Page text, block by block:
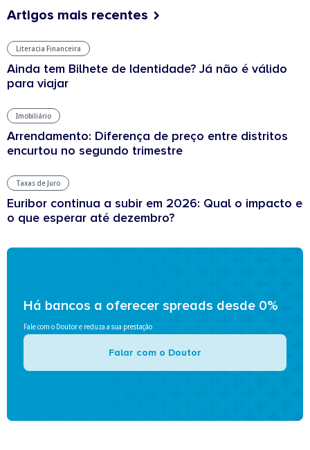
Artigos mais recentes
Literacia Financeira
Ainda tem Bilhete de Identidade? Já não é válido
para viajar
Imobiliário
Arrendamento: Diferença de preço entre distritos
encurtou no segundo trimestre
Taxas de Juro
Euribor continua a subir em 2026: Qual o impacto e
o que esperar até dezembro?
Há bancos a oferecer spreads desde 0%
Fale com o Doutor e reduza a sua prestação
Falar com o Doutor